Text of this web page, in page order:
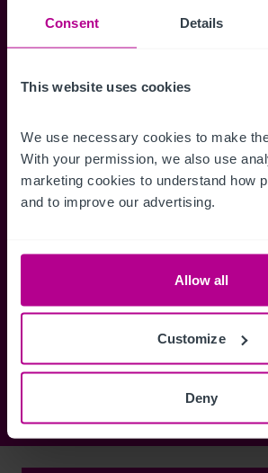
Consent Details
This website uses cookies
We use necessary cookies to make
With your permission, we also use
marketing cookies to understand how
and to improve our advertising.
Allow all
Customize
Deny
Accéder à tous les détails
complètes sur les ventes, des cartes
des visites, des brochures et bien
plus encore.
Connectez-vous maintenant